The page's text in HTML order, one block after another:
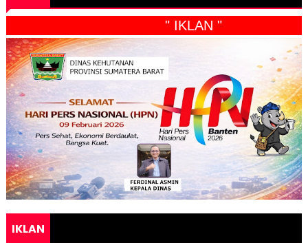
" IKLAN "
IKLAN